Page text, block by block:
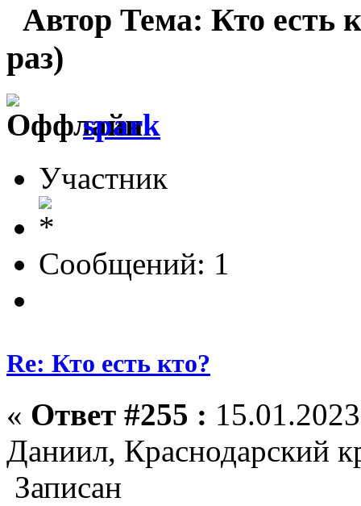
Автор Тема: Кто есть
раз)
spark
Участник
Сообщений: 1
Re: Кто есть кто?
« Ответ #255 :
Даниил, Краснодарский
Записан